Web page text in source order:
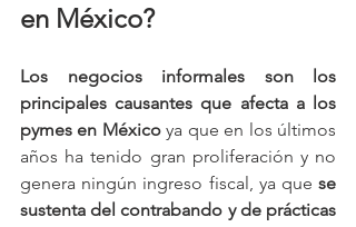
en México?
Los negocios informales son los
principales causantes que afecta a los
pymes en México ya que en los últimos
años ha tenido gran proliferación y no
genera ningún ingreso fiscal, ya que se
sustenta del contrabando y de prácticas